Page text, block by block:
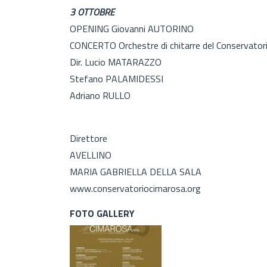
3 OTTOBRE
OPENING Giovanni AUTORINO
CONCERTO Orchestre di chitarre del
Dir. Lucio MATARAZZO
Stefano PALAMIDESSI
Adriano RULLO
Direttore
AVELLINO
MARIA GABRIELLA DELLA SALA
www.conservatoriocimarosa.org
FOTO GALLERY